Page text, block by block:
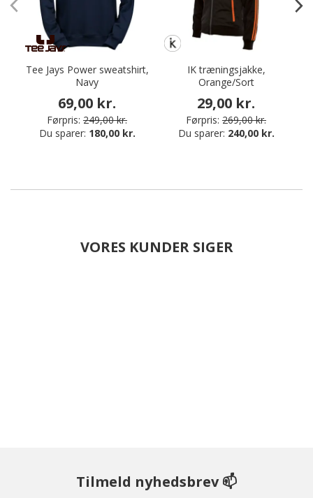
Tee Jays Power sweatshirt,
Navy
69,00 kr.
Førpris: 249,00 kr.
Du sparer: 180,00 kr.
IK træningsjakke,
Orange/Sort
29,00 kr.
Førpris: 269,00 kr.
Du sparer: 240,00 kr.
VORES KUNDER SIGER
Tilmeld nyhedsbrev 📫